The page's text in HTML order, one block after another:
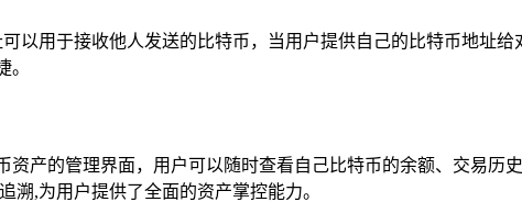
可以用于接收他人发送的比特币，当用户提供自己的比特币地址
。
资产的管理界面，用户可以随时查看自己比特币的余额、交易
溯,为用户提供了全面的资产掌控能力。